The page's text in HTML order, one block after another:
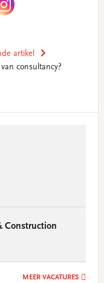
artikel
consultancy?
Construction
MEER VACATURES